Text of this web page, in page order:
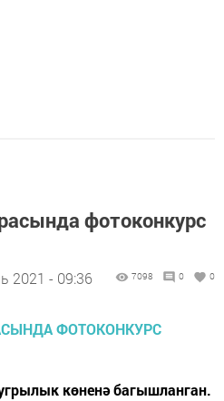
фотоконкурс
2021 - 09:36 7098 0 0
көненә багышланган.